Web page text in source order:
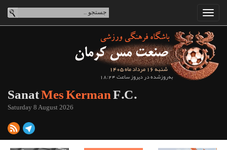
شنبه 16 مرداد ماه 1405
به‌روزشده در دیروز ساعت 18:24
SanatMes KermanF.C.
Saturday 8 August 2026